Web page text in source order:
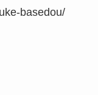
basedou/